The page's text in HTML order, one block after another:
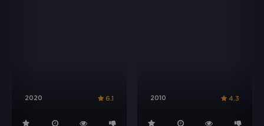
2020 6.1 2010 4.3